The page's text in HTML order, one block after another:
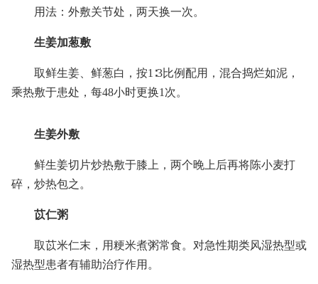
用法：外敷关节处，两天换一次。
生姜加葱敷
取鲜生姜、鲜葱白，按1∶3比例配用，混合捣烂如泥，
乘热敷于患处，每48小时更换1次。
生姜外敷
鲜生姜切片炒热敷于膝上，两个晚上后再将陈小麦打
碎，炒热包之。
苡仁粥
取苡米仁末，用粳米煮粥常食。对急性期类风湿热型或
湿热型患者有辅助治疗作用。